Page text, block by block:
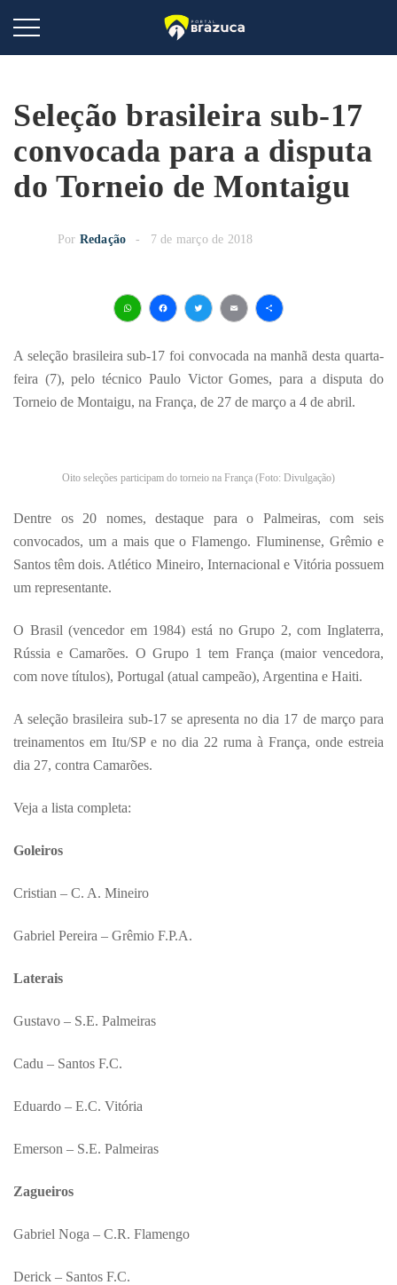
Seleção brasileira sub-17
convocada para a disputa
do Torneio de Montaigu
Por Redação 7 de março de 2018
A seleção brasileira sub-17 foi convocada na manhã desta quarta-
feira (7), pelo técnico Paulo Victor Gomes, para a disputa do
Torneio de Montaigu, na França, de 27 de março a 4 de abril.
Oito seleções participam do torneio na França (Foto: Divulgação)
Dentre os 20 nomes, destaque para o Palmeiras, com seis
convocados, um a mais que o Flamengo. Fluminense, Grêmio e
Santos têm dois. Atlético Mineiro, Internacional e Vitória possuem
um representante.
O Brasil (vencedor em 1984) está no Grupo 2, com Inglaterra,
Rússia e Camarões. O Grupo 1 tem França (maior vencedora,
com nove títulos), Portugal (atual campeão), Argentina e Haiti.
A seleção brasileira sub-17 se apresenta no dia 17 de março para
treinamentos em Itu/SP e no dia 22 ruma à França, onde estreia
dia 27, contra Camarões.
Veja a lista completa:
Goleiros
Cristian – C. A. Mineiro
Gabriel Pereira – Grêmio F.P.A.
Laterais
Gustavo – S.E. Palmeiras
Cadu – Santos F.C.
Eduardo – E.C. Vitória
Emerson – S.E. Palmeiras
Zagueiros
Gabriel Noga – C.R. Flamengo
Derick – Santos F.C.